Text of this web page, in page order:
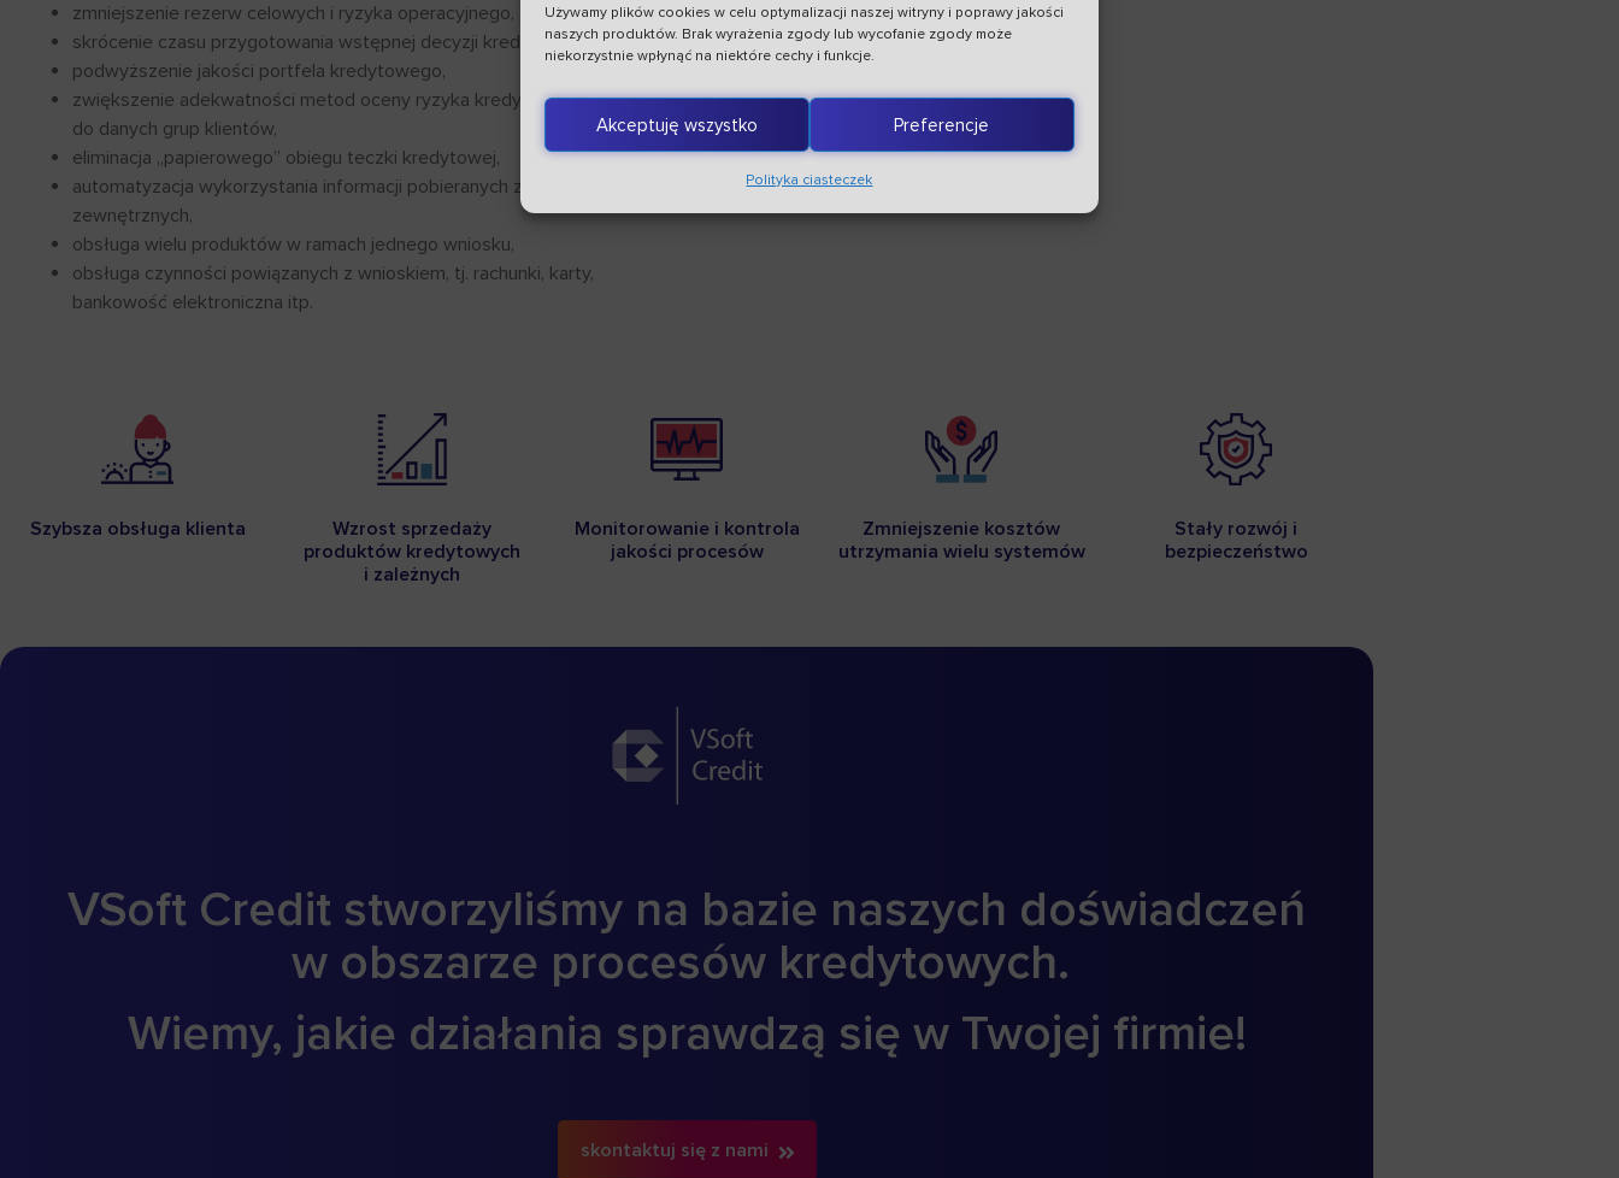
Używamy plików cookies w celu optymalizacji naszej witryny i poprawy jakości
naszych produktów. Brak wyrażenia zgody lub wycofanie zgody może
niekorzystnie wpłynąć na niektóre cechy i funkcje.
Akceptuję wszystko Preferencje
Polityka ciasteczek
zmniejszenie rezerw celowych i ryzyka operacyjnego,
skrócenie czasu przygotowania wstępnej decyzji kredytowej,
podwyższenie jakości portfela kredytowego,
zwiększenie adekwatności metod oceny ryzyka kredytowego
do danych grup klientów,
eliminacja „papierowego” obiegu teczki kredytowej,
automatyzacja wykorzystania informacji pobieranych z interfejsów
zewnętrznych,
obsługa wielu produktów w ramach jednego wniosku,
obsługa czynności powiązanych z wnioskiem, tj. rachunki, karty,
bankowość elektroniczna itp.
Szybsza obsługa klienta
Wzrost sprzedaży
produktów kredytowych
i zależnych
Monitorowanie i kontrola
jakości procesów
Zmniejszenie kosztów
utrzymania wielu systemów
Stały rozwój i
bezpieczeństwo
VSoft Credit stworzyliśmy na bazie naszych doświadczeń
w obszarze procesów kredytowych.
Wiemy, jakie działania sprawdzą się w Twojej firmie!
skontaktuj się z nami